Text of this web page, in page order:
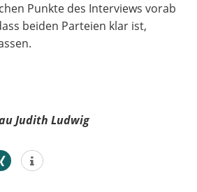
Punkte des Interviews vorab
beiden Parteien klar ist,
Judith Ludwig